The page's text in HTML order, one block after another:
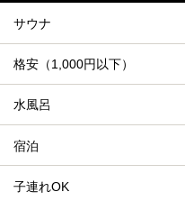
サウナ
格安（1,000円以下）
水風呂
宿泊
子連れOK